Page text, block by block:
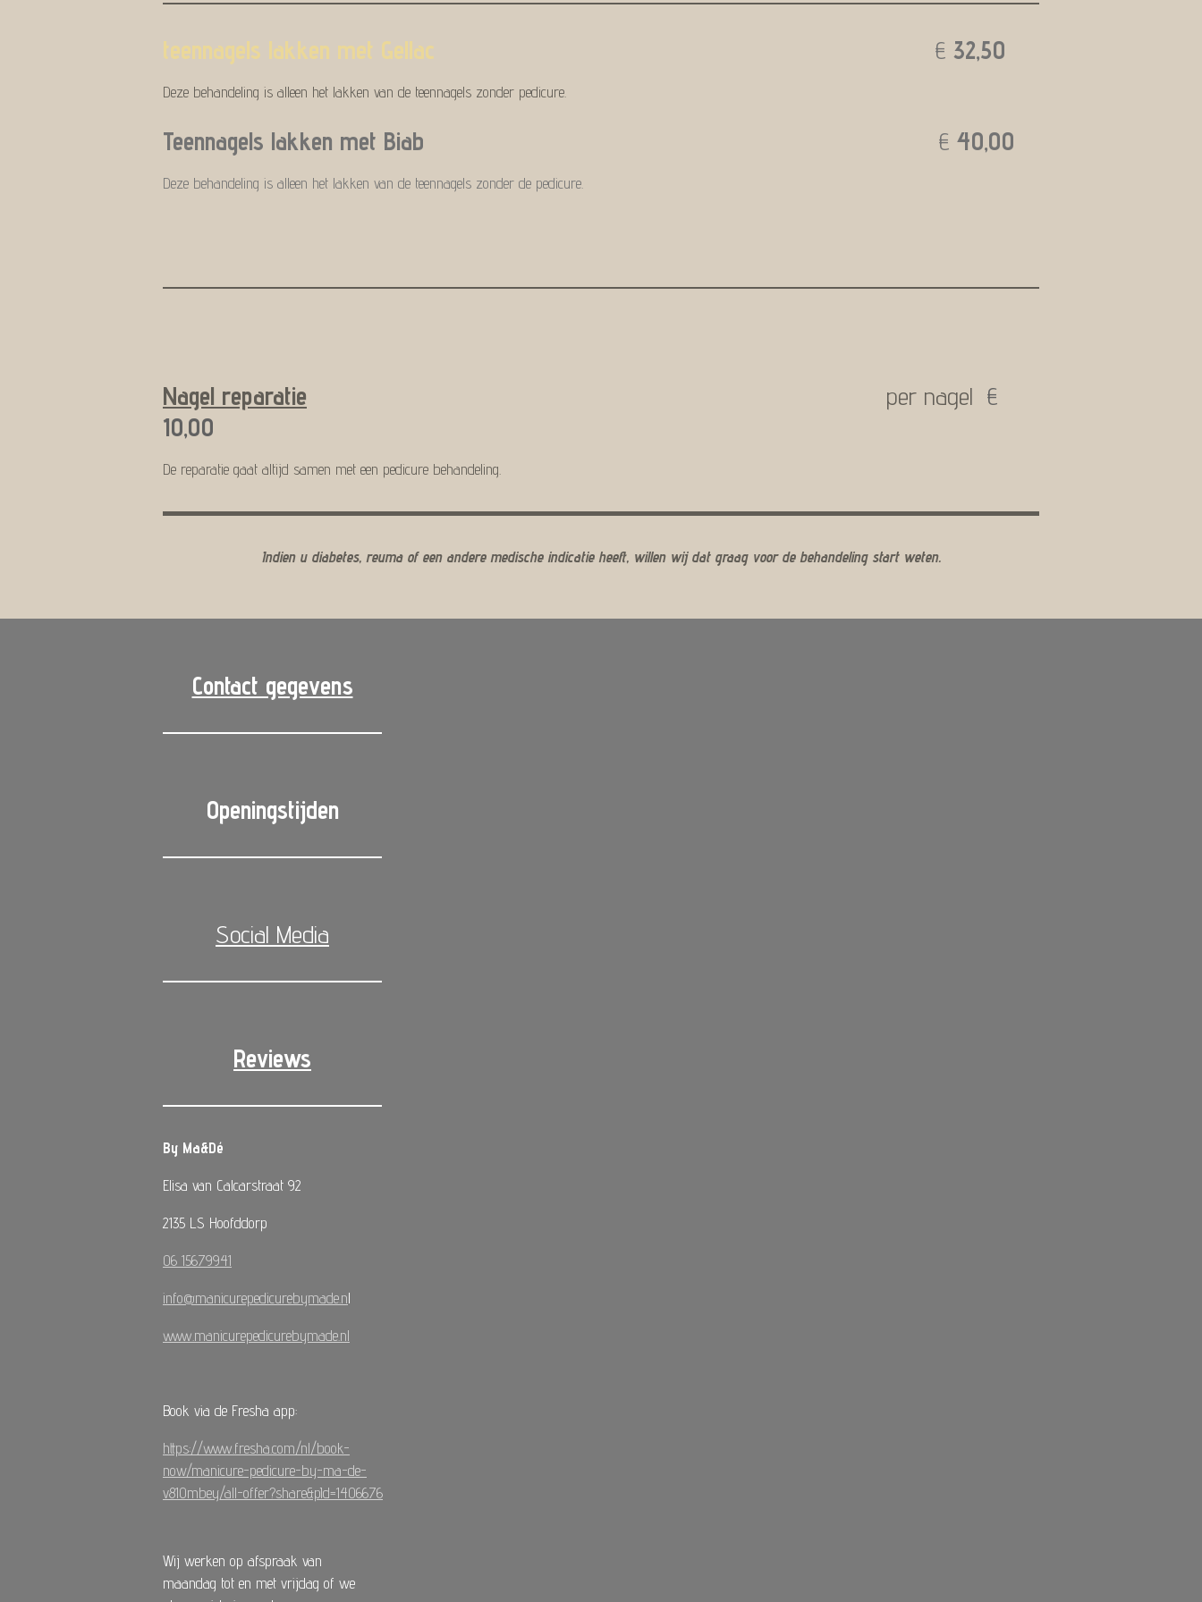
teennagels lakken met Gellac € 32,50
Deze behandeling is alleen het lakken van de teennagels zonder pedicure.
Teennagels lakken met Biab € 40,00
Deze behandeling is alleen het lakken van de teennagels zonder de pedicure.
Nagel reparatie per nagel €
10,00
De reparatie gaat altijd samen met een pedicure behandeling.
Indien u diabetes, reuma of een andere medische indicatie heeft, willen wij dat graag voor de behandeling start weten.
Contact gegevens
Openingstijden
Social Media
Reviews
By Ma&Dé
Elisa van Calcarstraat 92
2135 LS Hoofddorp
06 15679941
info@manicurepedicurebymade.nl
www.manicurepedicurebymade.nl
Book via de Fresha app:
https://www.fresha.com/nl/book-
now/manicure-pedicure-by-ma-de-
v810mbey/all-offer?share&pId=1406676
Wij werken op afspraak van
maandag tot en met vrijdag of we